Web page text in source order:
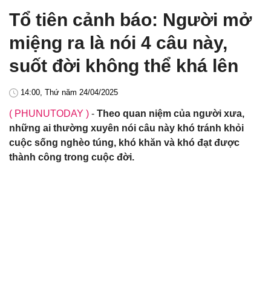
Tổ tiên cảnh báo: Người mở
miệng ra là nói 4 câu này,
suốt đời không thể khá lên
14:00, Thứ năm 24/04/2025
( PHUNUTODAY ) - Theo quan niệm của người xưa,
những ai thường xuyên nói câu này khó tránh khỏi
cuộc sống nghèo túng, khó khăn và khó đạt được
thành công trong cuộc đời.